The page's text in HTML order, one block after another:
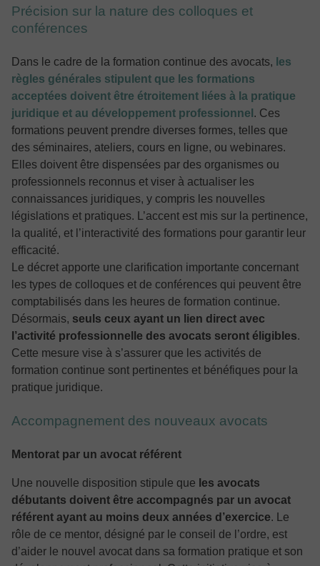
Précision sur la nature des colloques et
conférences
Dans le cadre de la formation continue des avocats, les
règles générales stipulent que les formations
acceptées doivent être étroitement liées à la pratique
juridique et au développement professionnel . Ces
formations peuvent prendre diverses formes, telles que
des séminaires, ateliers, cours en ligne, ou webinares.
Elles doivent être dispensées par des organismes ou
professionnels reconnus et viser à actualiser les
connaissances juridiques, y compris les nouvelles
législations et pratiques. L’accent est mis sur la pertinence,
la qualité, et l’interactivité des formations pour garantir leur
efficacité.
Le décret apporte une clarification importante concernant
les types de colloques et de conférences qui peuvent être
comptabilisés dans les heures de formation continue.
Désormais, seuls ceux ayant un lien direct avec
l’activité professionnelle des avocats seront éligibles.
Cette mesure vise à s’assurer que les activités de
formation continue sont pertinentes et bénéfiques pour la
pratique juridique.
Accompagnement des nouveaux avocats
Mentorat par un avocat référent
Une nouvelle disposition stipule que les avocats
débutants doivent être accompagnés par un avocat
référent ayant au moins deux années d’exercice. Le
rôle de ce mentor, désigné par le conseil de l’ordre, est
d’aider le nouvel avocat dans sa formation pratique et son